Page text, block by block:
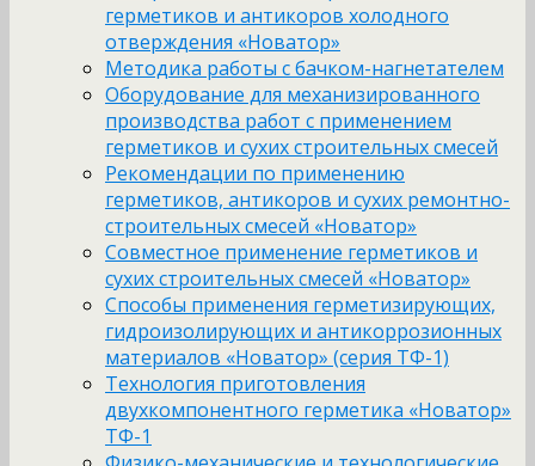
герметиков и антикоров холодного
отверждения «Новатор»
Методика работы с бачком-нагнетателем
Оборудование для механизированного
производства работ с применением
герметиков и сухих строительных смесей
Рекомендации по применению
герметиков, антикоров и сухих ремонтно-
строительных смесей «Новатор»
Совместное применение герметиков и
сухих строительных смесей «Новатор»
Способы применения герметизирующих,
гидроизолирующих и антикоррозионных
материалов «Новатор» (серия ТФ-1)
Технология приготовления
двухкомпонентного герметика «Новатор»
ТФ-1